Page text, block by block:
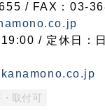
/ FAX：03-
/ 定休日：
・取付可